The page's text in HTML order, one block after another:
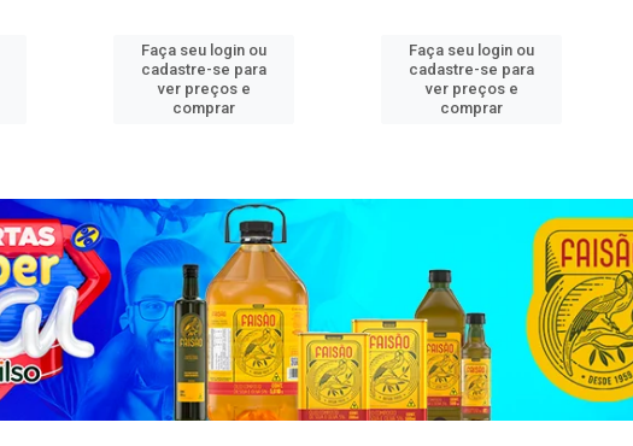
Faça seu login ou
cadastre-se para
ver preços e
comprar
Faça seu login ou
cadastre-se para
ver preços e
comprar